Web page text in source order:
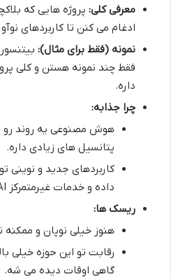
معرفی کلی: پروژه هایی که
ادغام می کنن تا کاربردهای
نمونه (فقط برای مثال):
فقط چند نمونه هستن و کلی
داره.
چرا جذابه:
هوش مصنوعی یه روند رو
پتانسیل های زیادی داره.
کاربردهای جدید و نوینی
داده و خدمات غیرمتمرکز AI دارن.
ریسک ها:
هنوز خیلی نوپان و
رقابت تو این حوزه خیلی
گاهی اوقات دیده می شه.